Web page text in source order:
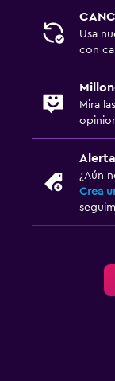
Usa
con
Mira
¿Aún
Crea